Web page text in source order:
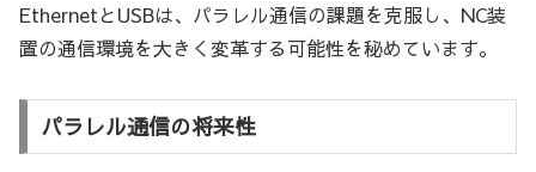
EthernetとUSBは、パラレル通信の課題を克服し、NC装
置の通信環境を大きく変革する可能性を秘めています。
パラレル通信の将来性